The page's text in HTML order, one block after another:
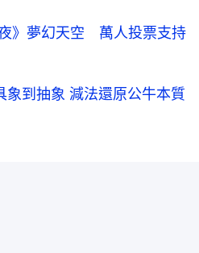
》夢幻天空 萬人投票支持
象到抽象 減法還原公牛本質